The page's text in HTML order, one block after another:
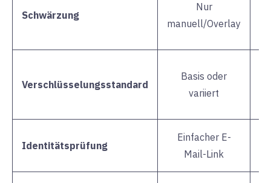
Schwärzung
Nur
manuell/Overlay
Verschlüsselungsstandard
Basis oder
variiert
Identitätsprüfung
Einfacher E-
Mail-Link